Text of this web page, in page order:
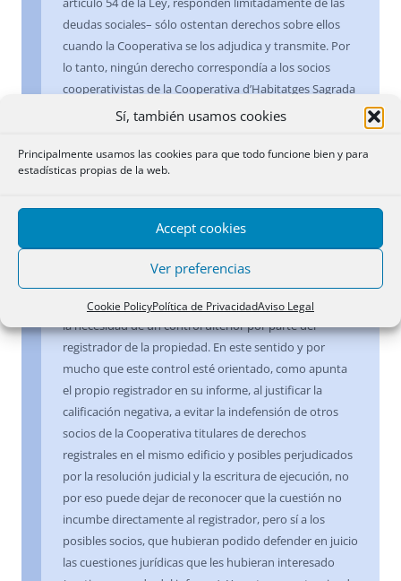
Sí, también usamos cookies
Principalmente usamos las cookies para que todo funcione bien y para
estadísticas propias de la web.
Accept cookies
Ver preferencias
Cookie PolicyPolítica de PrivacidadAviso Legal
deudas sociales– sólo ostentan derechos sobre ellos
cuando la Cooperativa se los adjudica y transmite. Por
lo tanto, ningún derecho correspondía a los socios
cooperativistas de la Cooperativa d’Habitatges Sagrada
Família, SCCL, sobre la vivienda y la plaza de
establecido en sus Estatutos y de ninguna manera se
podían ver perjudicados estos socios por su
1.6 Por otra parte, la correcta articulación de la relación
procesal y la adecuada constitución de la posición de
sujetas a control judicial, excluyendo esta circunstancia
la necesidad de un control ulterior por parte del
registrador de la propiedad. En este sentido y por
mucho que este control esté orientado, como apunta
el propio registrador en su informe, al justificar la
calificación negativa, a evitar la indefensión de otros
socios de la Cooperativa titulares de derechos
registrales en el mismo edificio y posibles perjudicados
por la resolución judicial y la escritura de ejecución, no
por eso puede dejar de reconocer que la cuestión no
incumbe directamente al registrador, pero sí a los
posibles socios, que hubieran podido defender en juicio
las cuestiones jurídicas que les hubieran interesado